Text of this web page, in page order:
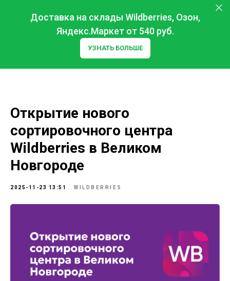
Доставка на склады Wildberries, Озон,
Яндекс.Маркет от 540 руб.
УЗНАТЬ БОЛЬШЕ
Открытие нового
сортировочного центра
Wildberries в Великом
Новгороде
2025-11-23 13:51 WILDBERRIES